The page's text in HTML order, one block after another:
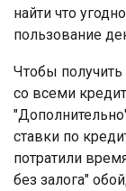
найти что
пользование
Чтобы
со всеми
ставки по
потратили
без залога"